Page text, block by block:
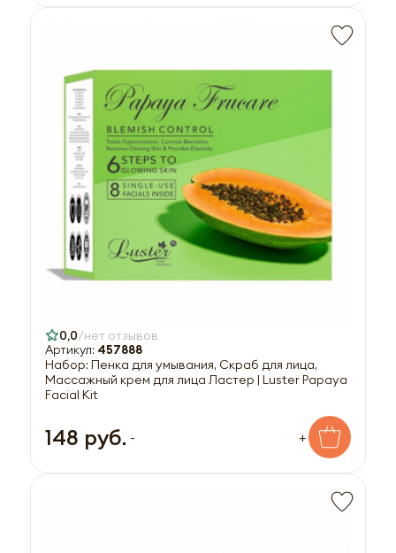
0,0 нет отзывов
Артикул: 457888
Набор: Пенка для умывания, Скраб для лица,
Массажный крем для лица Ластер | Luster Papaya
Facial Kit
148 руб. - +